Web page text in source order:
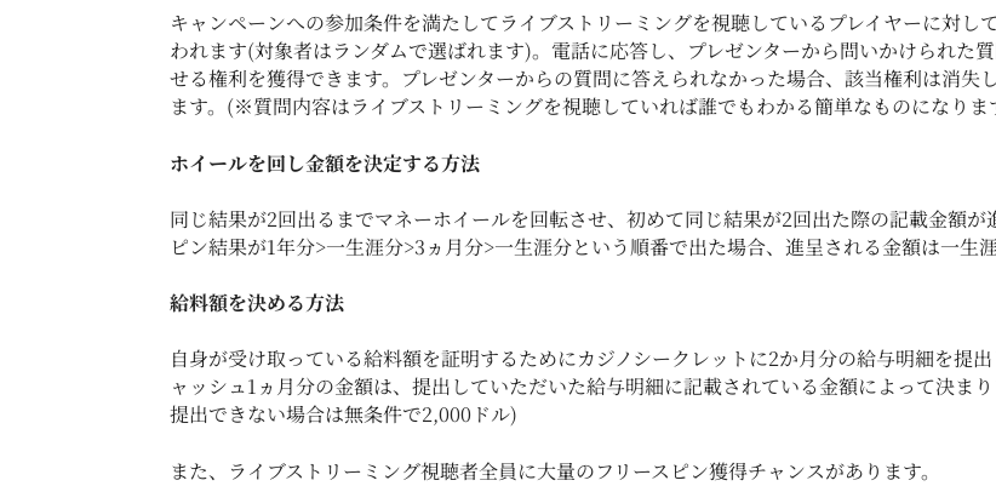
キャンペーンへの参加条件を満たしてライブストリーミングを視聴しているプレイヤーに対し
われます(対象者はランダムで選ばれます)。電話に応答し、プレゼンターから問いかけられた
せる権利を獲得できます。プレゼンターからの質問に答えられなかった場合、該当権利は消失
ます。(※質問内容はライブストリーミングを視聴していれば誰でもわかる簡単なものになりま
ホイールを回し金額を決定する方法
同じ結果が2回出るまでマネーホイールを回転させ、初めて同じ結果が2回出た際の記載金額
ピン結果が1年分>一生涯分>3ヵ月分>一生涯分という順番で出た場合、進呈される金額は一生
給料額を決める方法
自身が受け取っている給料額を証明するためにカジノシークレットに2か月分の給与明細を提
ャッシュ1ヵ月分の金額は、提出していただいた給与明細に記載されている金額によって決
提出できない場合は無条件で2,000ドル)
また、ライブストリーミング視聴者全員に大量のフリースピン獲得チャンスがあります。